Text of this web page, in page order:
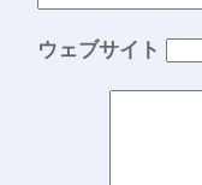
ウェブサイト